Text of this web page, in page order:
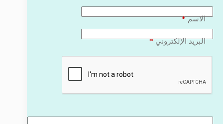
الاسم*
البريد الإلكتروني*